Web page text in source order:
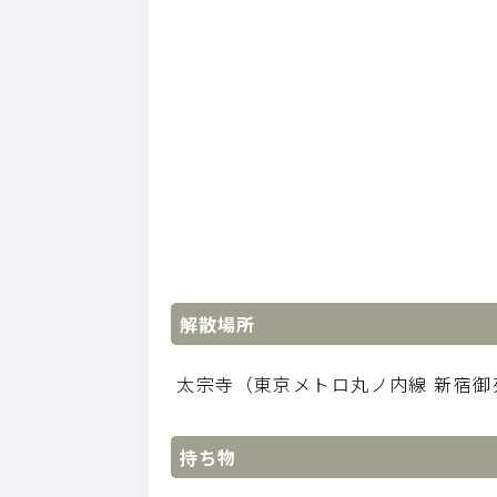
解散場所
太宗寺（東京メトロ丸ノ内線 新宿御
持ち物